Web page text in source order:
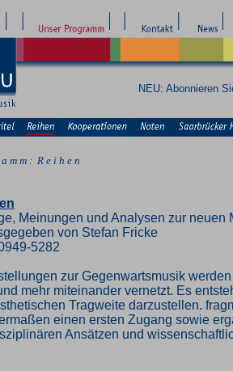
NEU: Abonnieren
m m : R e i h e n
Meinungen und Analysen zur neuen
von Stefan Fricke
5282
zur Gegenwartsmusik
mehr miteinander vernetzt. Es
Tragweite darzustellen.
einen ersten Zugang sowie
Ansätzen und